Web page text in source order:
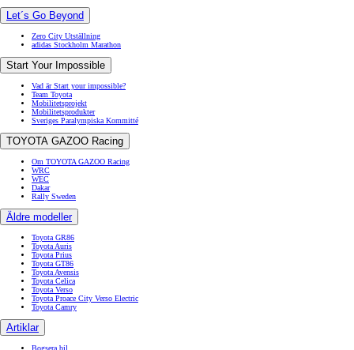
Let´s Go Beyond
Zero City Utställning
adidas Stockholm Marathon
Start Your Impossible
Vad är Start your impossible?
Team Toyota
Mobilitetsprojekt
Mobilitetsprodukter
Sveriges Paralympiska Kommitté
TOYOTA GAZOO Racing
Om TOYOTA GAZOO Racing
WRC
WEC
Dakar
Rally Sweden
Äldre modeller
Toyota GR86
Toyota Auris
Toyota Prius
Toyota GT86
Toyota Avensis
Toyota Celica
Toyota Verso
Toyota Proace City Verso Electric
Toyota Camry
Artiklar
Bogsera bil